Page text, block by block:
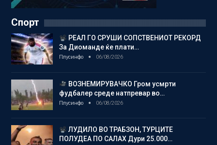
Спорт
РЕАЛ ГО СРУШИ СОПСТВЕНИОТ РЕКОРД
За Диоманде ќе плати…
Плусинфо 06/08/2026
ВОЗНЕМИРУВАЧКО Гром усмрти
фудбалер среде натпревар во…
Плусинфо 06/08/2026
ЛУДИЛО ВО ТРАБЗОН, ТУРЦИТЕ
ПОЛУДЕА ПО САЛАХ Дури 25.000…